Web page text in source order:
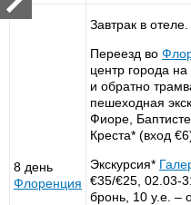
8 день
Флоренция
Завтрак в отеле.
Переезд во
центр города
и обратно
пешеходная
Фиоре,
Креста* (вход
Экскурсия*
€35/€25, 02.03-
бронь, 10 у.е. –